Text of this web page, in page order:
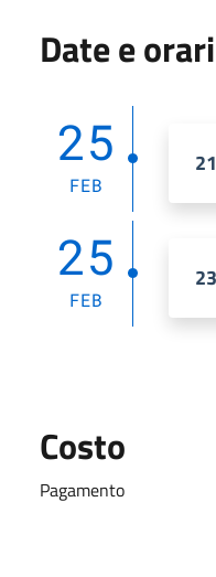
Date e orari
25
FEB
25
FEB
Costo
Pagamento